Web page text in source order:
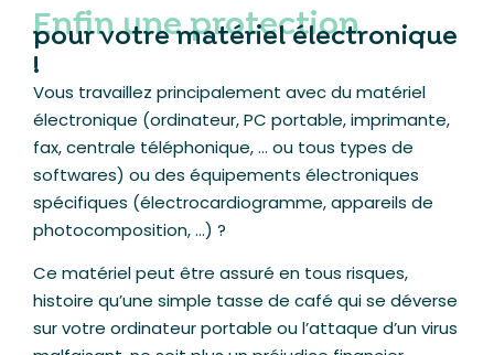
Enfin une protection
pour votre matériel électronique
!
Vous travaillez principalement avec du matériel
électronique (ordinateur, PC portable, imprimante,
fax, centrale téléphonique, … ou tous types de
softwares) ou des équipements électroniques
spécifiques (électrocardiogramme, appareils de
photocomposition, …) ?
Ce matériel peut être assuré en tous risques,
histoire qu’une simple tasse de café qui se déverse
sur votre ordinateur portable ou l’attaque d’un virus